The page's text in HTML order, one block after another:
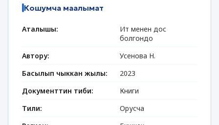
Кошумча маалымат
Аталышы:
Ит менен дос
болгондо
Автору:
Усенова Н.
Басылып чыккан жылы:
2023
Документтин тиби:
Книги
Тили:
Орусча